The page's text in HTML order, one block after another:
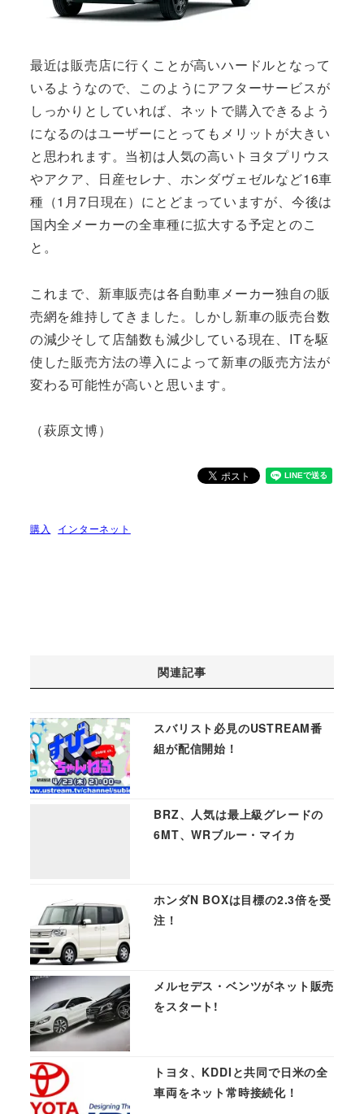
最近は販売店に行くことが高いハードルとなって
いるようなので、このようにアフターサービスが
しっかりとしていれば、ネットで購入できるよう
になるのはユーザーにとってもメリットが大きい
と思われます。当初は人気の高いトヨタプリウス
やアクア、日産セレナ、ホンダヴェゼルなど16車
種（1月7日現在）にとどまっていますが、今後は
国内全メーカーの全車種に拡大する予定とのこ
と。
これまで、新車販売は各自動車メーカー独自の販
売網を維持してきました。しかし新車の販売台数
の減少そして店舗数も減少している現在、ITを駆
使した販売方法の導入によって新車の販売方法が
変わる可能性が高いと思います。
（萩原文博）
購入 インターネット
関連記事
スバリスト必見のUSTREAM番
組が配信開始！
BRZ、人気は最上級グレードの
6MT、WRブルー・マイカ
ホンダN BOXは目標の2.3倍を受
注！
メルセデス・ベンツがネット販売
をスタート!
トヨタ、KDDIと共同で日米の全
車両をネット常時接続化！